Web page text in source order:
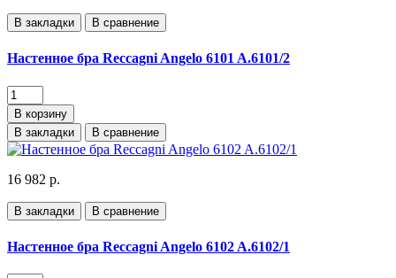
В закладки В сравнение
Настенное бра Reccagni Angelo 6101 A.6101/2
В корзину
В закладки
В сравнение
16 982 р.
В закладки В сравнение
Настенное бра Reccagni Angelo 6102 A.6102/1